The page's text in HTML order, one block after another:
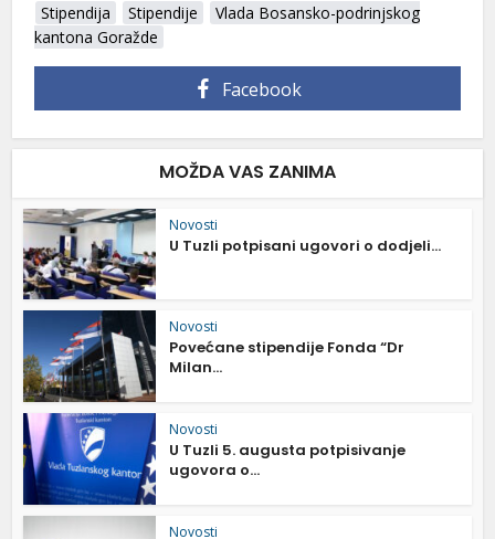
Stipendija Stipendije
Vlada Bosansko-podrinjskog
kantona Goražde
Facebook
MOŽDA VAS ZANIMA
Novosti
U Tuzli potpisani ugovori o dodjeli...
Novosti
Povećane stipendije Fonda “Dr
Milan...
Novosti
U Tuzli 5. augusta potpisivanje
ugovora o...
Novosti